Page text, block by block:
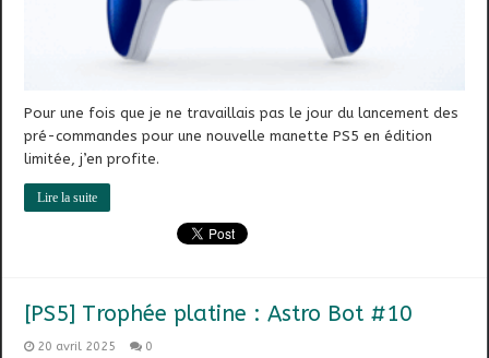
Pour une fois que je ne travaillais pas le jour du lancement des
pré-commandes pour une nouvelle manette PS5 en édition
limitée, j’en profite.
Lire la suite
[PS5] Trophée platine : Astro Bot #10
20 avril 2025 0